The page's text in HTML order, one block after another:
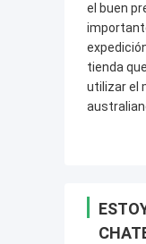
el buen
tienda
utilizar el